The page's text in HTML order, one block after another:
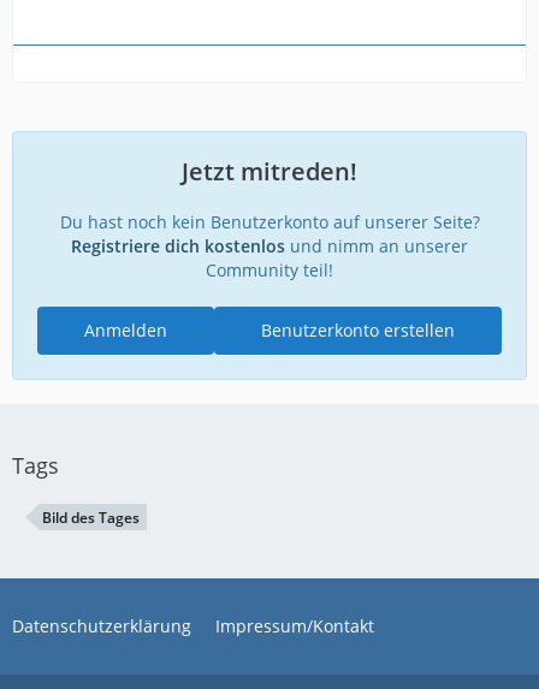
Jetzt mitreden!
Du hast noch kein Benutzerkonto auf unserer Seite?
Registriere dich kostenlos und nimm an unserer
Community teil!
Benutzerkonto erstellen
Anmelden
Tags
Bild des Tages
Datenschutzerklärung Impressum/Kontakt